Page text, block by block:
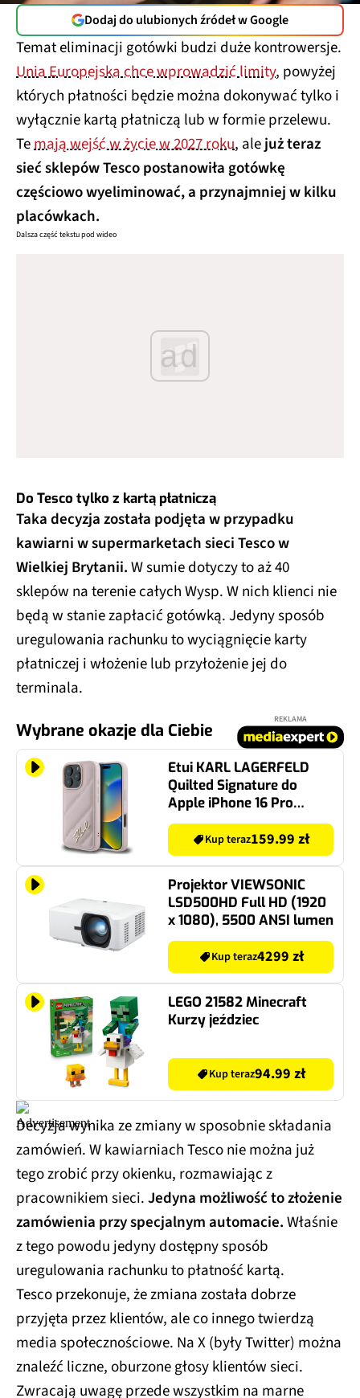
Dodaj do ulubionych źródeł w Google
Temat eliminacji gotówki budzi duże kontrowersje.
Unia Europejska chce wprowadzić limity, powyżej
których płatności będzie można dokonywać tylko i
wyłącznie kartą płatniczą lub w formie przelewu.
Temają wejść w życie w 2027 roku, alejuż teraz
sieć sklepów Tesco postanowiła gotówkę
częściowo wyeliminować, a przynajmniej w kilku
placówkach.
Dalsza część tekstu pod wideo
ad
Do Tesco tylko z kartą płatniczą
Taka decyzja została podjęta w przypadku
kawiarni w supermarketach sieci Tesco w
Wielkiej Brytanii.W sumie dotyczy to aż 40
sklepów na terenie całych Wysp. W nich klienci nie
będą w stanie zapłacić gotówką. Jedyny sposób
uregulowania rachunku to wyciągnięcie karty
płatniczej i włożenie lub przyłożenie jej do
terminala.
Wybrane okazje dla Ciebie
REKLAMA
Etui KARL LAGERFELD
Quilted Signature do
Apple iPhone 16 Pro
Różowy
Kup teraz159.99 zł
Projektor VIEWSONIC
LSD500HD Full HD (1920
x 1080), 5500 ANSI lumen
Kup teraz4299 zł
LEGO 21582 Minecraft
Kurzy jeździec
Kup teraz94.99 zł
Decyzja wynika ze zmiany w sposobnie składania
zamówień. W kawiarniach Tesco nie można już
tego zrobić przy okienku, rozmawiając z
pracownikiem sieci.Jedyna możliwość to złożenie
zamówienia przy specjalnym automacie.Właśnie
z tego powodu jedyny dostępny sposób
uregulowania rachunku to płatność kartą.
Tesco przekonuje, że zmiana została dobrze
przyjęta przez klientów, ale co innego twierdzą
media społecznościowe. Na X (były Twitter) można
znaleźć liczne, oburzone głosy klientów sieci.
Zwracają uwagę przede wszystkim na marne